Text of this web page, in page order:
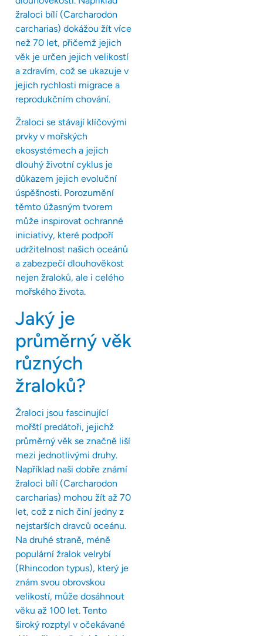
žraloci bílí (Carcharodon
carcharias) dokážou žít více
než 70 let, přičemž jejich
věk je určen jejich velikostí
a zdravím, což se ukazuje v
jejich rychlosti migrace a
reprodukčním chování.
Žraloci se stávají klíčovými
prvky v mořských
ekosystémech a jejich
dlouhý životní cyklus je
důkazem jejich evoluční
úspěšnosti. Porozumění
těmto úžasným tvorem
může inspirovat ochranné
iniciativy, které podpoří
udržitelnost našich oceánů
a zabezpečí dlouhověkost
nejen žraloků, ale i celého
mořského života.
Jaký je
průměrný věk
různých
žraloků?
Žraloci jsou fascinující
mořští predátoři, jejichž
průměrný věk se značně liší
mezi jednotlivými druhy.
Například naši dobře známí
žraloci bílí (Carcharodon
carcharias) mohou žít až 70
let, což z nich činí jedny z
nejstarších dravců oceánu.
Na druhé straně, méně
populární žralok velrybí
(Rhincodon typus), který je
znám svou obrovskou
velikostí, může dosáhnout
věku až 100 let. Tento
široký rozptyl v očekávané